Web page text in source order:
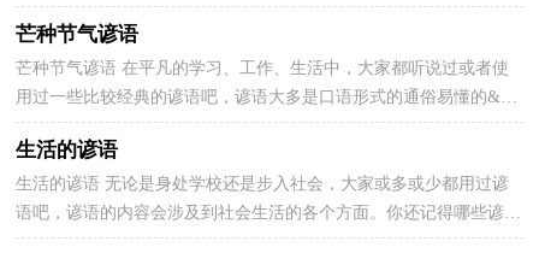
方面。你知道都有哪些经典谚语吗？以下是小编整理...
芒种节气谚语
芒种节气谚语 在平凡的学习、工作、生活中，大家都听说过或者使
用过一些比较经典的谚语吧，谚语大多是口语形式的通俗易懂的&#0
39;短句或韵语。你还记得哪些谚语呢？下面是小编整理的芒...
生活的谚语
生活的谚语 无论是身处学校还是步入社会，大家或多或少都用过谚
语吧，谚语的内容会涉及到社会生活的各个方面。你还记得哪些谚语
呢？下面是小编为大家收集的生活的谚语，欢迎大家分...